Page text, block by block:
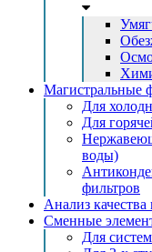
Магистральные
Для
Для
воды)
фильтров
Анализ
Сменные
Для